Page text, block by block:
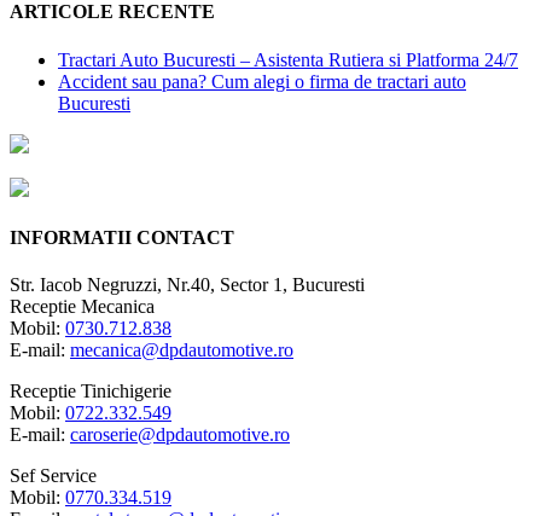
ARTICOLE RECENTE
Tractari Auto Bucuresti – Asistenta Rutiera si Platforma 24/7
Accident sau pana? Cum alegi o firma de tractari auto
Bucuresti
INFORMATII CONTACT
Str. Iacob Negruzzi, Nr.40, Sector 1, Bucuresti
Receptie Mecanica
Mobil: 0730.712.838
E-mail: mecanica@dpdautomotive.ro
Receptie Tinichigerie
Mobil: 0722.332.549
E-mail: caroserie@dpdautomotive.ro
Sef Service
Mobil: 0770.334.519